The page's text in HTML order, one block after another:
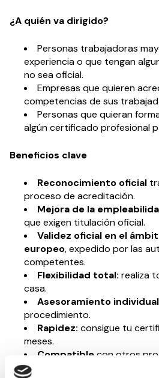
¿A quién va dirigido?
Personas trabajadoras
experiencia o que tengan
no sea oficial.
Empresas que quieren
competencias de sus
Personas que quieran
algún certificado profesional
Beneficios clave
Reconocimiento oficial
proceso de acreditación.
Mejora de la
que exigen titulación oficial.
Validez oficial en el
europeo, expedido por las
competentes.
Flexibilidad total: realiza
casa.
Asesoramiento individual
procedimiento.
Rapidez: consigue tu
meses.
Compatiblecon otros
prácticas o empleo actual.